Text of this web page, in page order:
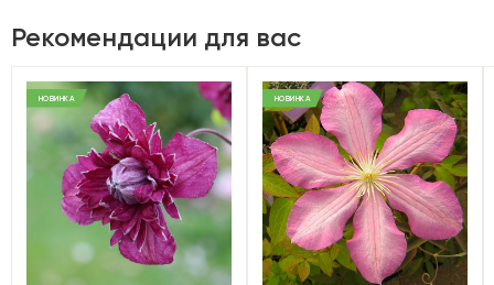
Рекомендации для вас
НОВИНКА НОВИНКА